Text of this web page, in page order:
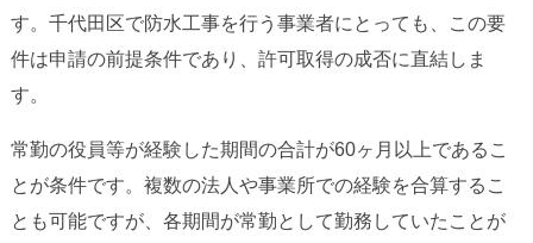
す。千代田区で防水工事を行う事業者にとっても、この要
件は申請の前提条件であり、許可取得の成否に直結しま
す。
常勤の役員等が経験した期間の合計が60ヶ月以上であるこ
とが条件です。複数の法人や事業所での経験を合算するこ
とも可能ですが、各期間が常勤として勤務していたことが